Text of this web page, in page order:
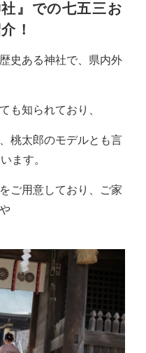
』での七五三お
！
史ある神社で、県内外
も知られており、
桃太郎のモデルとも言
ます。
ご用意しており、ご家